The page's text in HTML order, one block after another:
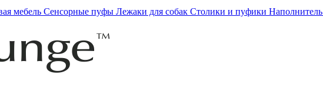
мебель Сенсорные пуфы Лежаки для собак Столики и пуфики Наполнитель